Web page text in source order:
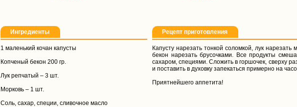
Ингредиенты Рецепт приготовления
1 маленький кочан капусты
Копченый бекон 200 гр.
Лук репчатый – 3 шт.
Морковь – 1 шт.
Соль, сахар, специи, сливочное масло
Капусту нарезать тонкой соломкой, лук нарезать
бекон нарезать брусочками. Все продукты
сахаром, специями. Сложить в горшочек, сверху
и поставить в духовку запекаться примерно на
Приятнейшего аппетита!